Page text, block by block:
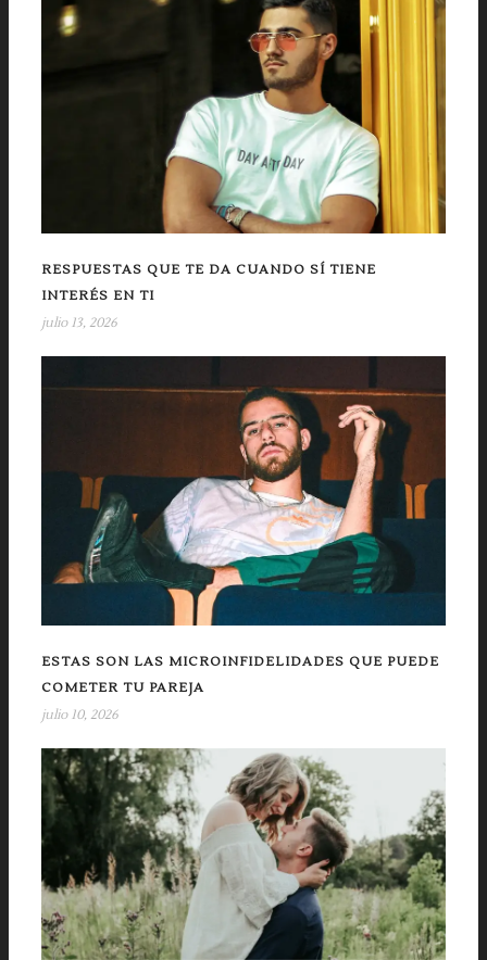
RESPUESTAS QUE TE DA CUANDO SÍ TIENE
INTERÉS EN TI
julio 13, 2026
ESTAS SON LAS MICROINFIDELIDADES QUE PUEDE
COMETER TU PAREJA
julio 10, 2026